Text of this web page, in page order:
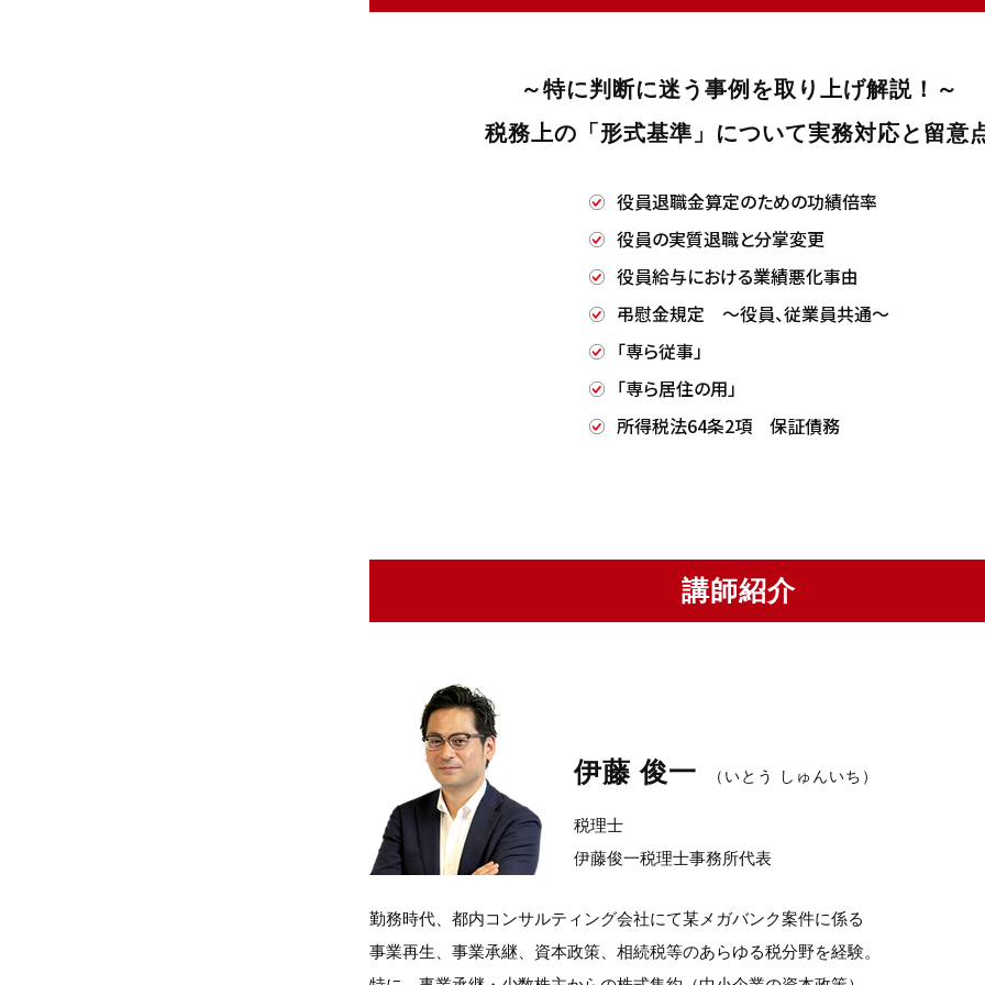
～特に判断に迷う事例を取り上げ解説！～
税務上の「形式基準」について実務対応と留意
役員退職金算定のための功績倍率
役員の実質退職と分掌変更
役員給与における業績悪化事由
弔慰金規定 ～役員、従業員共通～
「専ら従事」
「専ら居住の用」
所得税法64条2項 保証債務
講師紹介
伊藤 俊一 （いとう しゅんいち）
税理士
伊藤俊一税理士事務所代表
勤務時代、都内コンサルティング会社にて某メガバンク案件に係る
事業再生、事業承継、資本政策、相続税等のあらゆる税分野を経験。